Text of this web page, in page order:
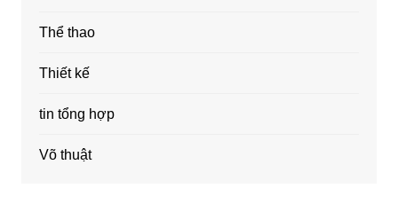
Thể thao
Thiết kế
tin tổng hợp
Võ thuật